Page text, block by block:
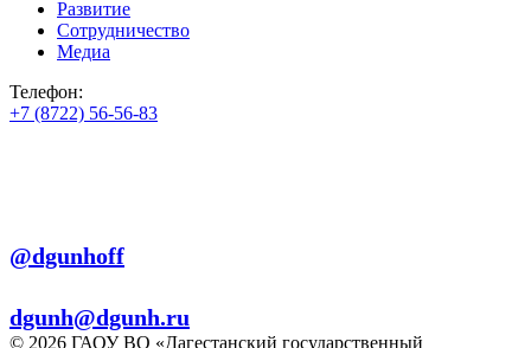
Развитие
Сотрудничество
Медиа
Телефон:
+7 (8722) 56-56-83
@dgunhoff
dgunh@dgunh.ru
© 2026 ГАОУ ВО «Дагестанский государственный